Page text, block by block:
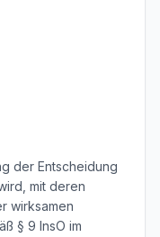
der Entscheidung
mit deren
wirksamen
§ 9 InsO im